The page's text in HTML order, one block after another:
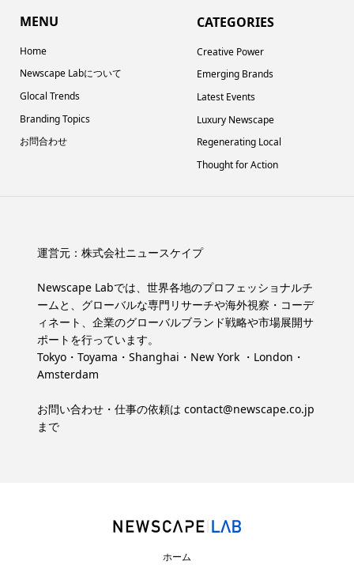
MENU
Home
Newscape Labについて
Glocal Trends
Branding Topics
お問合わせ
CATEGORIES
Creative Power
Emerging Brands
Latest Events
Luxury Newscape
Regenerating Local
Thought for Action
運営元： 株式会社ニュースケイプ
Newscape Labでは、世界各地のプロフェッショナルチ
ームと、グローバルな専門リサーチや海外視察・コーデ
ィネート、企業のグローバルブランド戦略や市場展開サ
ポートを行っています。
Tokyo・Toyama・Shanghai・New York ・London・
Amsterdam
お問い合わせ・仕事の依頼は contact@newscape.co.jp
まで
ホーム